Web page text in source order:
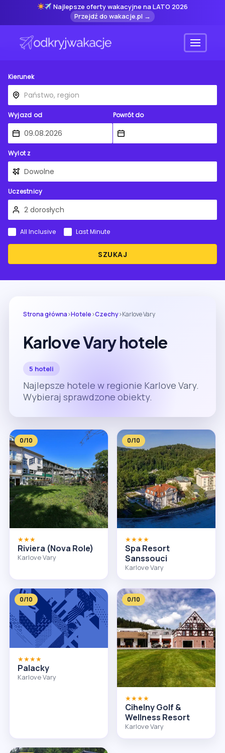
Najlepsze oferty wakacyjne na LATO 2026
Przejdź do wakacje.pl →
Menu
Kierunek
Wyjazd od Powrót do
Wylot z
Uczestnicy
SZUKAJ
All Inclusive Last Minute
Strona główna›Hotele›Czechy›Karlove Vary
Karlove Vary hotele
5 hoteli
Najlepsze hotele w regionie Karlove Vary.
Wybieraj sprawdzone obiekty.
0/10
★★★
Riviera (Nova Role)
Karlove Vary
0/10
★★★★
Spa Resort
Sanssouci
Karlove Vary
0/10
★★★★
Palacky
Karlove Vary
0/10
★★★★
Cihelny Golf &
Wellness Resort
Karlove Vary